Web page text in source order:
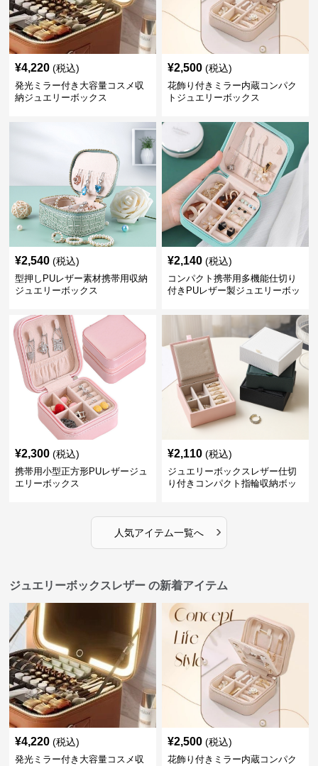
¥4,220 (税込)
発光ミラー付き大容量コスメ収
納ジュエリーボックス
¥2,500 (税込)
花飾り付きミラー内蔵コンパク
トジュエリーボックス
¥2,540 (税込)
型押しPUレザー素材携帯用収納
ジュエリーボックス
¥2,140 (税込)
コンパクト携帯用多機能仕切り
付きPUレザー製ジュエリーボッ
¥2,300 (税込)
携帯用小型正方形PUレザージュ
エリーボックス
¥2,110 (税込)
ジュエリーボックスレザー仕切
り付きコンパクト指輪収納ボッ
人気アイテム一覧へ ›
ジュエリーボックスレザー の新着アイテム
¥4,220 (税込)
発光ミラー付き大容量コスメ収
¥2,500 (税込)
花飾り付きミラー内蔵コンパク